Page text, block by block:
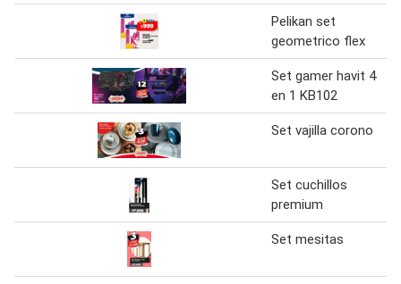
Pelikan set
geometrico flex
Set gamer havit 4
en 1 KB102
Set vajilla corono
Set cuchillos
premium
Set mesitas